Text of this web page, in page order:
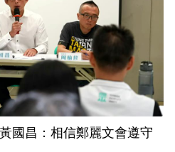
國昌：相信鄭麗文會遵守